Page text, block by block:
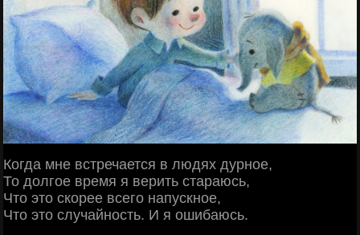
Когда мне встречается в людях дурное,
То долгое время я верить стараюсь,
Что это скорее всего напускное,
Что это случайность. И я ошибаюсь.